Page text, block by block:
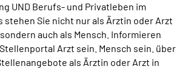
UND Berufs- und Privatleben im
stehen Sie nicht nur als Ärztin oder Arzt
auch als Mensch. Informieren
Arzt sein. Mensch sein. über
als Ärztin oder Arzt in